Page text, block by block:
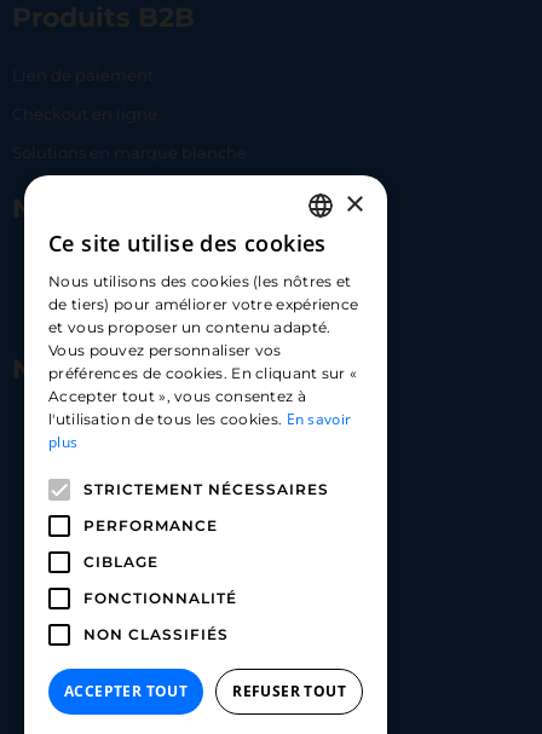
Produits B2B
Lien de paiement
Checkout en ligne
Solutions en marque blanche
Nous contacter
hello@carloapp.com
Nous suivre
Carlo App | Instagram
Carlo App | Linkedin
FRENCH
ENGLISH
SPANISH
×
Ce site utilise des cookies
Nous utilisons des cookies (les nôtres et
de tiers) pour améliorer votre expérience
et vous proposer un contenu adapté.
Vous pouvez personnaliser vos
préférences de cookies. En cliquant sur «
Accepter tout », vous consentez à
l'utilisation de tous les cookies. En savoir
plus
STRICTEMENT NÉCESSAIRES
PERFORMANCE
CIBLAGE
FONCTIONNALITÉ
NON CLASSIFIÉS
ACCEPTER TOUT REFUSER TOUT